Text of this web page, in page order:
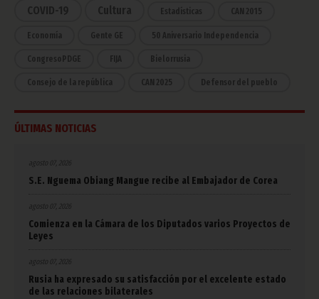
COVID-19 Cultura Estadísticas CAN 2015
Economía Gente GE 50 Aniversario Independencia
CongresoPDGE FIJA Bielorrusia
Consejo de la república CAN 2025 Defensor del pueblo
ÚLTIMAS NOTICIAS
agosto 07, 2026
S.E. Nguema Obiang Mangue recibe al Embajador de Corea
agosto 07, 2026
Comienza en la Cámara de los Diputados varios Proyectos de
Leyes
agosto 07, 2026
Rusia ha expresado su satisfacción por el excelente estado
de las relaciones bilaterales